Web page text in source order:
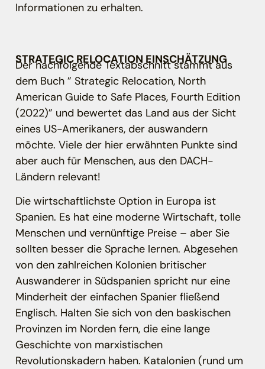
Informationen zu erhalten.
STRATEGIC RELOCATION EINSCHÄTZUNG
Der nachfolgende Textabschnitt stammt aus
dem Buch ” Strategic Relocation, North
American Guide to Safe Places, Fourth Edition
(2022)” und bewertet das Land aus der Sicht
eines US-Amerikaners, der auswandern
möchte. Viele der hier erwähnten Punkte sind
aber auch für Menschen, aus den DACH-
Ländern relevant!
Die wirtschaftlichste Option in Europa ist
Spanien. Es hat eine moderne Wirtschaft, tolle
Menschen und vernünftige Preise – aber Sie
sollten besser die Sprache lernen. Abgesehen
von den zahlreichen Kolonien britischer
Auswanderer in Südspanien spricht nur eine
Minderheit der einfachen Spanier fließend
Englisch. Halten Sie sich von den baskischen
Provinzen im Norden fern, die eine lange
Geschichte von marxistischen
Revolutionskadern haben. Katalonien (rund um